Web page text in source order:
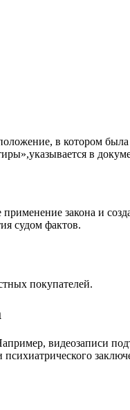
в котором
в
закона и
судом фактов.
покупателей.
видеозаписи